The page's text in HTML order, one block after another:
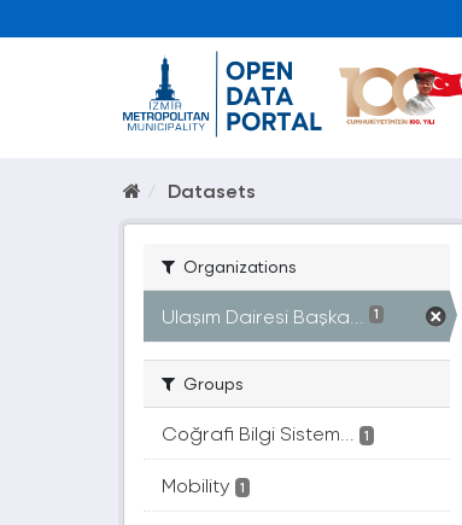
Datasets
Organizations
Ulaşım Dairesi Başka... 1
Groups
Coğrafi Bilgi Sistem... 1
Mobility 1